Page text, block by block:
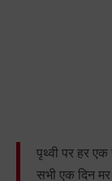
पृथ्वी पर हर
सभी एक दिन